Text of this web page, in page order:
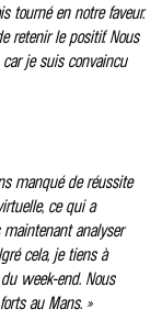
tourné en notre faveur.
retenir le positif. Nous
je suis convaincu
manqué de réussite
ce qui a
analyser
cela, je tiens à
week-end. Nous
au Mans. »